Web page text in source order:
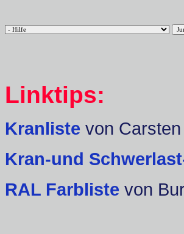
Linktips:
Kranliste von
Kran-und
RAL Farbliste von